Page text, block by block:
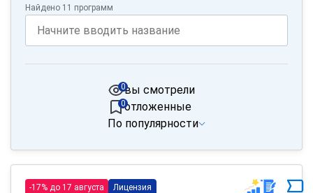
Найдено 11 программ
вы смотрели
0
отложенные
0
По популярности
-17% до 17 августа Лицензия